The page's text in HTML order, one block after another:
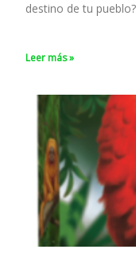
destino de tu pueblo?
Leer más »